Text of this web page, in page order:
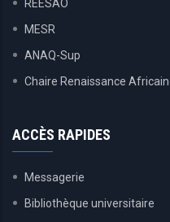
REESAO
MESR
ANAQ-Sup
Chaire Renaissance
ACCÈS RAPIDES
Messagerie
Bibliothèque universitaire